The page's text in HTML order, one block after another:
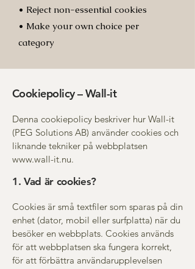
• Reject non-essential cookies
• Make your own choice per
category
Cookiepolicy – Wall-it
Denna cookiepolicy beskriver hur Wall-it
(PEG Solutions AB) använder cookies och
liknande tekniker på webbplatsen
www.wall-it.nu.
1. Vad är cookies?
Cookies är små textfiler som sparas på din
enhet (dator, mobil eller surfplatta) när du
besöker en webbplats. Cookies används
för att webbplatsen ska fungera korrekt,
för att förbättra användarupplevelsen